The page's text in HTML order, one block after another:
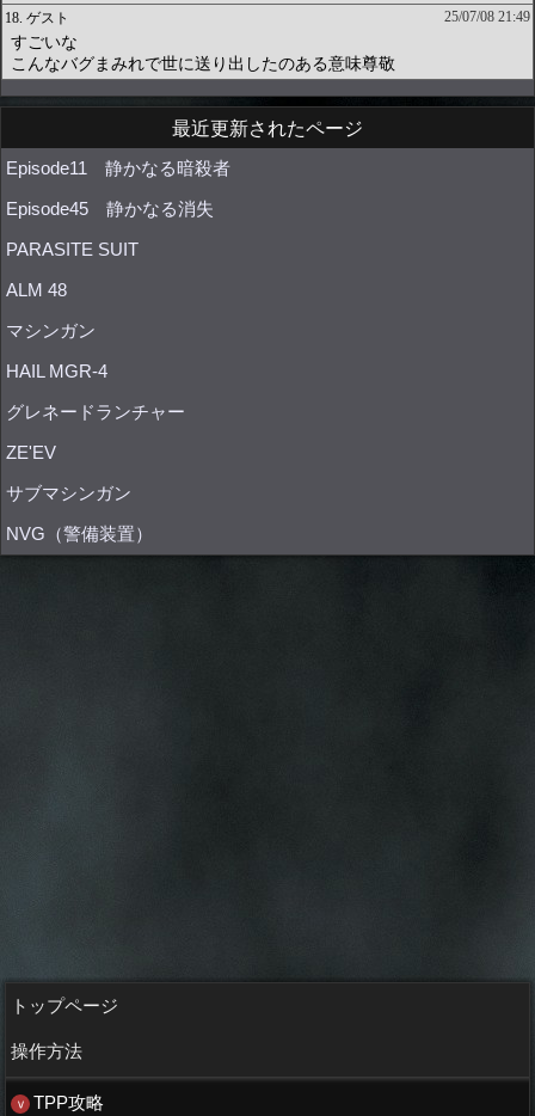
最近更新されたページ
Episode11 静かなる暗殺者
Episode45 静かなる消失
PARASITE SUIT
ALM 48
マシンガン
HAIL MGR-4
グレネードランチャー
ZE'EV
サブマシンガン
NVG（警備装置）
トップページ
操作方法
TPP攻略